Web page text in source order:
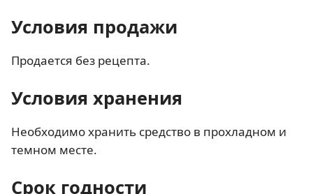
Условия продажи
Продается без рецепта.
Условия хранения
Необходимо хранить средство в прохладном и
темном месте.
Срок годности